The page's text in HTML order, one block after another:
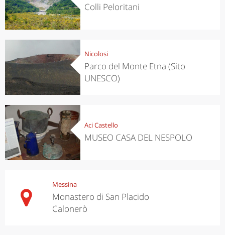
Colli Peloritani
Nicolosi
Parco del Monte Etna (Sito
UNESCO)
Aci Castello
MUSEO CASA DEL NESPOLO
Messina
Monastero di San Placido
Calonerò